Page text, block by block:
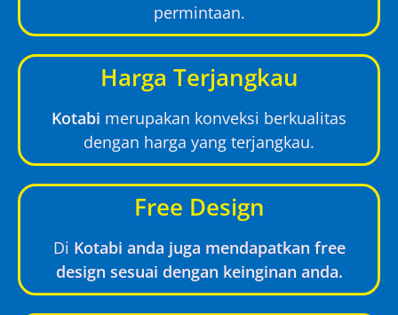
permintaan.
Harga Terjangkau
Kotabi merupakan konveksi berkualitas
dengan harga yang terjangkau.
Free Design
Di Kotabi anda juga mendapatkan free
design sesuai dengan keinginan anda.